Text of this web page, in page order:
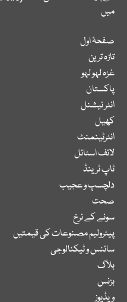
میں
صفحۂ اول
تازہ ترین
غزہ لہو لہو
پاکستان
انٹر نیشنل
کھیل
انٹرٹینمنٹ
لائف اسٹائل
ٹاپ ٹرینڈ
دلچسپ و عجیب
صحت
سونے کے نرخ
پیٹرولیم مصنوعات کی قیمتیں
سائنس و ٹیکنالوجی
بلاگ
بزنس
ویڈیوز